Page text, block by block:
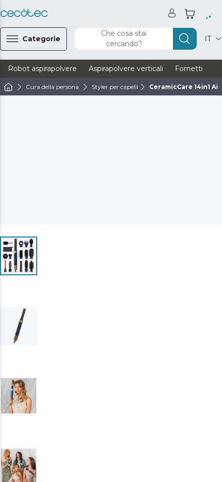
Categorie
Che cosa stai
cercando?
IT
Robot aspirapolvere Aspirapolvere verticali Fornetti
Cura della persona Styler per capelli CeramicCare 14in1